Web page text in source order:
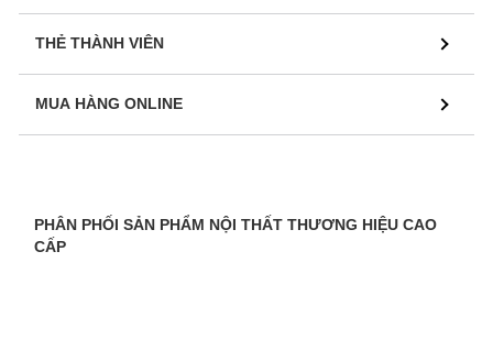
THẺ THÀNH VIÊN
MUA HÀNG ONLINE
PHÂN PHỐI SẢN PHẨM NỘI THẤT THƯƠNG HIỆU CAO
CẤP